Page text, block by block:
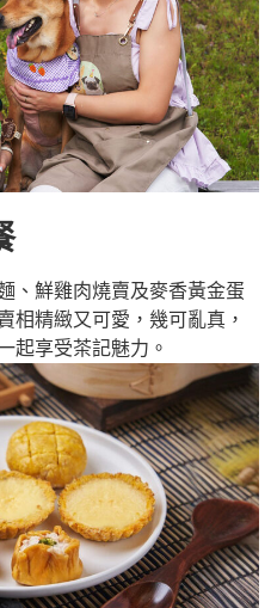
、鮮雞肉燒賣及麥香黃金蛋
相精緻又可愛，幾可亂真，
起享受茶記魅力。